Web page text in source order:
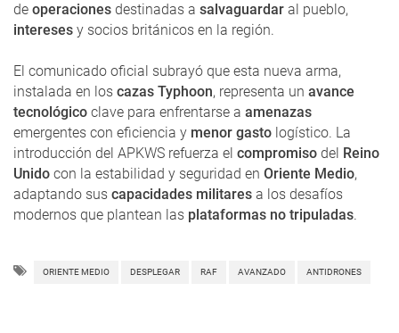
de operaciones destinadas a salvaguardar al pueblo,
intereses y socios británicos en la región.
El comunicado oficial subrayó que esta nueva arma,
instalada en los cazas Typhoon, representa un avance
tecnológico clave para enfrentarse a amenazas
emergentes con eficiencia y menor gasto logístico. La
introducción del APKWS refuerza el compromiso del Reino
Unido con la estabilidad y seguridad en Oriente Medio,
adaptando sus capacidades militares a los desafíos
modernos que plantean las plataformas no tripuladas.
ORIENTE MEDIO DESPLEGAR RAF AVANZADO ANTIDRONES